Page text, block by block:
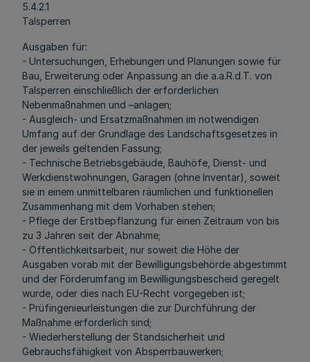
5.4.2.1
Talsperren
Ausgaben für:
- Untersuchungen, Erhebungen und Planungen sowie für
Bau, Erweiterung oder Anpassung an die a.a.R.d.T. von
Talsperren einschließlich der erforderlichen
Nebenmaßnahmen und –anlagen;
- Ausgleich- und Ersatzmaßnahmen im notwendigen
Umfang auf der Grundlage des Landschaftsgesetzes in
der jeweils geltenden Fassung;
- Technische Betriebsgebäude, Bauhöfe, Dienst- und
Werkdienstwohnungen, Garagen (ohne Inventar), soweit
sie in einem unmittelbaren räumlichen und funktionellen
Zusammenhang mit dem Vorhaben stehen;
- Pflege der Erstbepflanzung für einen Zeitraum von bis
zu 3 Jahren seit der Abnahme;
- Öffentlichkeitsarbeit, nur soweit die Höhe der
Ausgaben vorab mit der Bewilligungsbehörde abgestimmt
und der Förderumfang im Bewilligungsbescheid geregelt
wurde, oder dies nach EU-Recht vorgegeben ist;
- Prüfingenieurleistungen die zur Durchführung der
Maßnahme erforderlich sind;
- Wiederherstellung der Standsicherheit und
Gebrauchsfähigkeit von Absperrbauwerken;